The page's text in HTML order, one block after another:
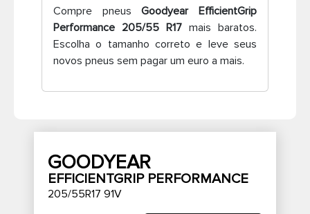
Pneus de caminhão
Compre pneusGoodyear EfficientGrip
Performance 205/55 R17 mais baratos.
Escolha o tamanho correto e leve seus
novos pneus sem pagar um euro a mais.
GOODYEAR
EFFICIENTGRIP PERFORMANCE
205/55R17 91V